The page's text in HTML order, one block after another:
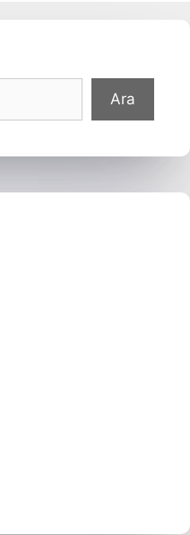
Ara